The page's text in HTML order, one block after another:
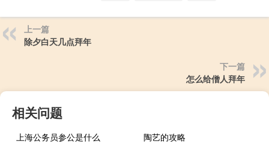
上一篇
除夕白天几点拜年
下一篇
怎么给僧人拜年
相关问题
上海公务员参公是什么
陶艺的攻略